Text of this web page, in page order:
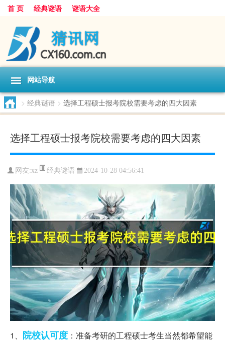
首 页 经典谜语 谜语大全
网站导航
> 经典谜语 > 选择工程硕士报考院校需要考虑的四大因素
选择工程硕士报考院校需要考虑的四大因素
网友:xz 经典谜语 2024-10-28 04:56:41
1、 院校认可度 ：准备考研的工程硕士考生当然都希望能